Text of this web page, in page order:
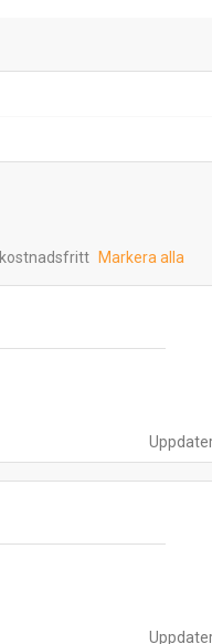
Markera alla